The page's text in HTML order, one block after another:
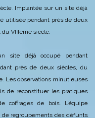
Implantée sur un site déjà
utilisée pendant près de deux
VIIIème siècle.
site déjà occupé pendant
près de deux siècles, du
Les observations minutieuses
de reconstituer les pratiques
coffrages de bois.
L’équipe
de regroupements des défunts